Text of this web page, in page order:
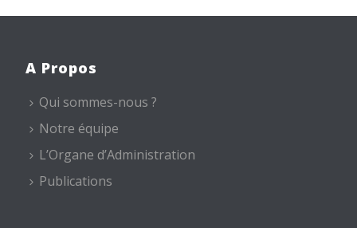
A Propos
Qui sommes-nous ?
Notre équipe
L’Organe d’Administration
Publications